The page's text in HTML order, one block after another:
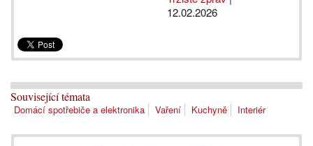
12.02.2026
Související témata
Domácí spotřebiče a elektronika Vaření Kuchyně Interiér